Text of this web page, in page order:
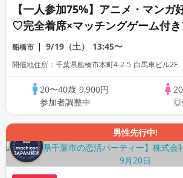
【一人参加75%】アニメ・マンガ
♡完全着席×マッチングゲーム付き
コン
船橋市 9/19（土） 13:45〜
開催地住所：千葉県船橋市本町4-2-5 白馬車ビル2F
20〜40歳 9,900円
参加者調整中
◎
男性先行中!